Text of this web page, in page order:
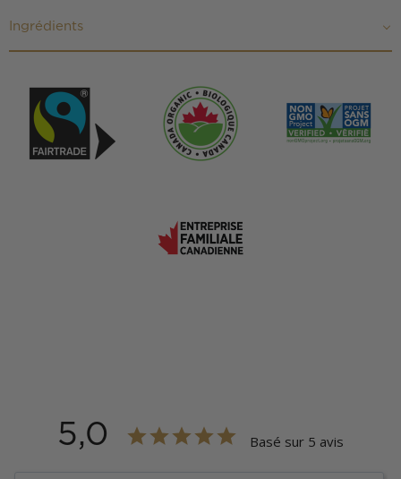
Ingrédients
5,0 Basé sur 5 avis